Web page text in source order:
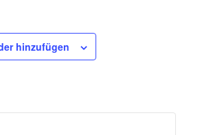
hinzufügen